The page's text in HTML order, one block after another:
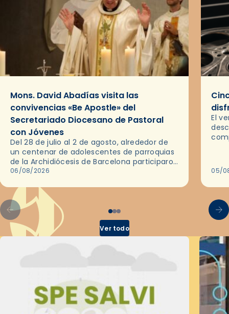
Mons. David Abadías visita las
convivencias «Be Apostle» del
Secretariado Diocesano de Pastoral
con Jóvenes
Del 28 de julio al 2 de agosto, alrededor de
un centenar de adolescentes de parroquias
de la Archidiócesis de Barcelona participaron
en las convivencias Be Apostle, organizadas
06/08/2026
El
05/
Ver todo